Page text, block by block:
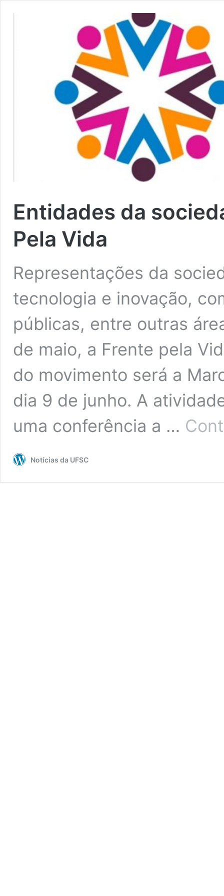
Entidades da
Pela Vida
Representações da
tecnologia e inovação,
públicas, entre outras
de maio, a Frente pela
do movimento será a
dia 9 de junho. A
uma conferência a …
Notícias da UFSC